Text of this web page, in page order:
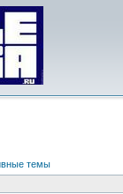
темы